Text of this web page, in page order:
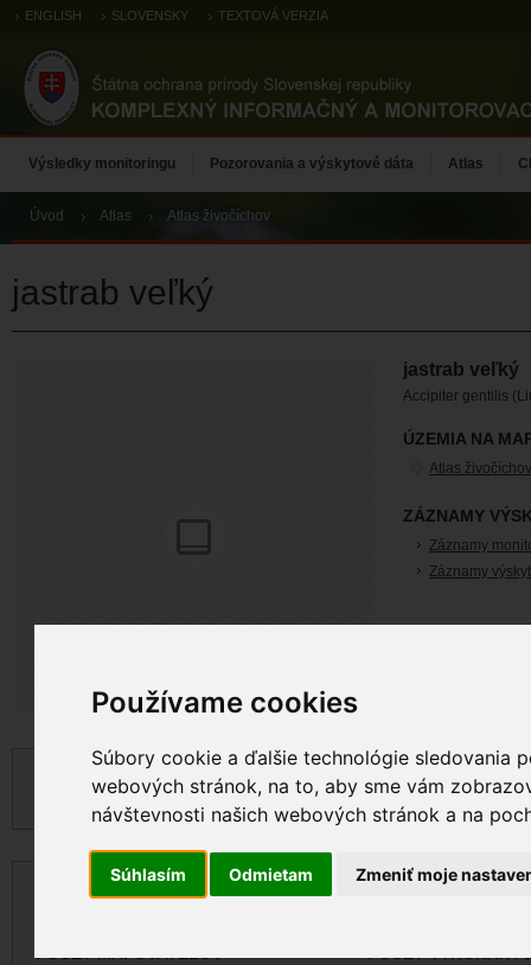
Používame cookies
Súbory cookie a ďalšie technológie sledovania
webových stránok, na to, aby sme vám
návštevnosti našich webových stránok a na
Súhlasím Odmietam Zmeniť moje
ENGLISH SLOVENSKY TEXTOVÁ VERZIA
Výsledky monitoringu Pozorovania a výskytové dáta Atlas
Úvod Atlas Atlas živočíchov
jastrab veľký
jastrab veľký
Accipiter gentilis
ÚZEMIA NA
Atlas živočíchov
ZÁZNAMY
Záznamy
Záznamy
CHRÁNENOSŤ
Biotop/druh národného významu
SPOLOČENSKÁ
PRIEMERNÁ
POČET MAPOVATEĽOV POČET